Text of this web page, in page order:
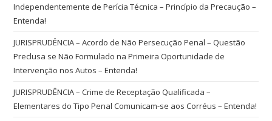
Independentemente de Perícia Técnica – Princípio da Precaução –
Entenda!
JURISPRUDÊNCIA – Acordo de Não Persecução Penal – Questão
Preclusa se Não Formulado na Primeira Oportunidade de
Intervenção nos Autos – Entenda!
JURISPRUDÊNCIA – Crime de Receptação Qualificada –
Elementares do Tipo Penal Comunicam-se aos Corréus – Entenda!